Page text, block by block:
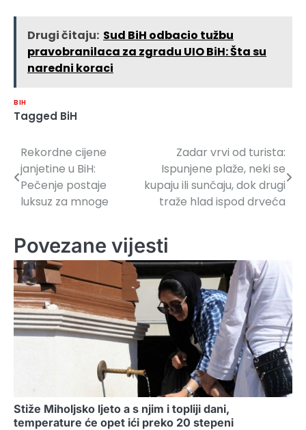
Drugi čitaju: Sud BiH odbacio tužbu
pravobranilaca za zgradu UIO BiH: Šta su
naredni koraci
BIH
Tagged BiH
Navigacija
članaka
Rekordne cijene
janjetine u BiH:
Pečenje postaje
luksuz za mnoge
Zadar vrvi od turista:
Ispunjene plaže, neki se
kupaju ili sunčaju, dok drugi
traže hlad ispod drveća
Povezane vijesti
Stiže Miholjsko ljeto a s njim i topliji dani,
temperature će opet ići preko 20 stepeni